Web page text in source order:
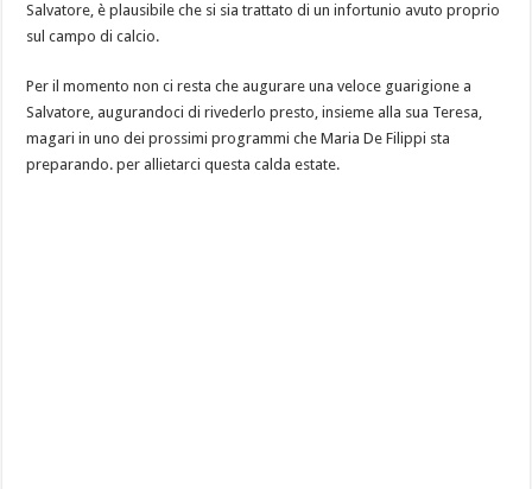
Salvatore, è plausibile che si sia trattato di un infortunio avuto proprio
sul campo di calcio.
Per il momento non ci resta che augurare una veloce guarigione a
Salvatore, augurandoci di rivederlo presto, insieme alla sua Teresa,
magari in uno dei prossimi programmi che Maria De Filippi sta
preparando. per allietarci questa calda estate.